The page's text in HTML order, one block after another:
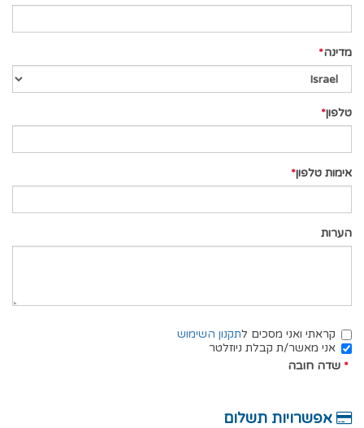
מדינה
טלפון
אימות טלפון
הערות
קראתי ואני מסכים לתקנון השימוש
אני מאשר/ת קבלת ניוזלטר
* שדה חובה
אפשרויות תשלום